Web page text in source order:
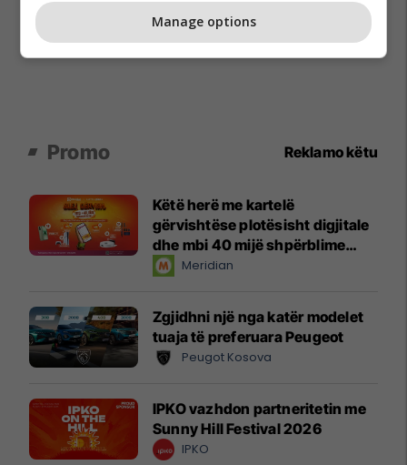
Promo Reklamo këtu
Këtë herë me kartelë
gërvishtëse plotësisht digjitale
dhe mbi 40 mijë shpërblime
instant!Meridian
Zgjidhni një nga katër modelet
tuaja të preferuara Peugeot
Peugot Kosova
IPKO vazhdon partneritetin me
Sunny Hill Festival 2026
IPKO
Manage options